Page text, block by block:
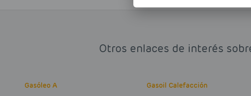
Otros enlaces de interés
Gasóleo A
Gasoil Calefacción